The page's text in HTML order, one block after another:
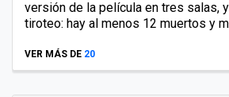
versión de la película en tres salas,
tiroteo: hay al menos 12 muertos y
VER MÁS DE 20